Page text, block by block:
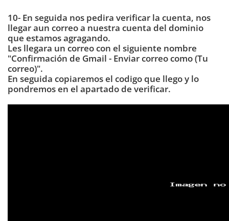
10- En seguida nos pedira verificar la cuenta, nos
llegar aun correo a nuestra cuenta del dominio
que estamos agragando.
Les llegara un correo con el siguiente nombre
"Confirmación de Gmail - Enviar correo como (Tu
correo)".
En seguida copiaremos el codigo que llego y lo
pondremos en el apartado de verificar.